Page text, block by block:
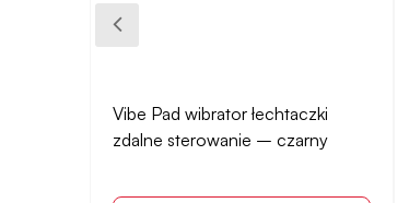
Vibe Pad wibrator łechtaczki
zdalne sterowanie – czarny